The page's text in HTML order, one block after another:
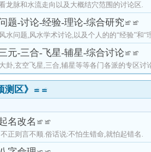
龙脉和水流走向以及大概结穴范围的讨论区.
题-讨论-经验-理论-综合研究≌≌
水问题,风水学术讨论,以及个人的的“经验”和“
元-三合-飞星-辅星-综合讨论≌≌
卦,玄空飞星,三合,辅星等等各门各派的专区讨
测区》≌≌
名改名≌≌
正则言不顺.俗话说:不怕生错命,就怕起错名.